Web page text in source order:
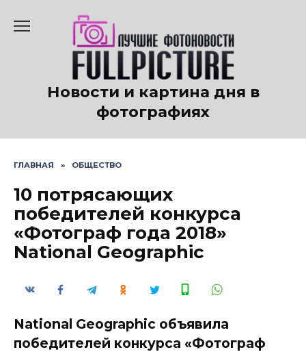
содержанию
Новости и картина дня в
фотографиях
ГЛАВНАЯ » ОБЩЕСТВО
10 потрясающих
победителей конкурса
«Фотограф года 2018»
National Geographic
National Geographic объявила
победителей конкурса «Фотограф